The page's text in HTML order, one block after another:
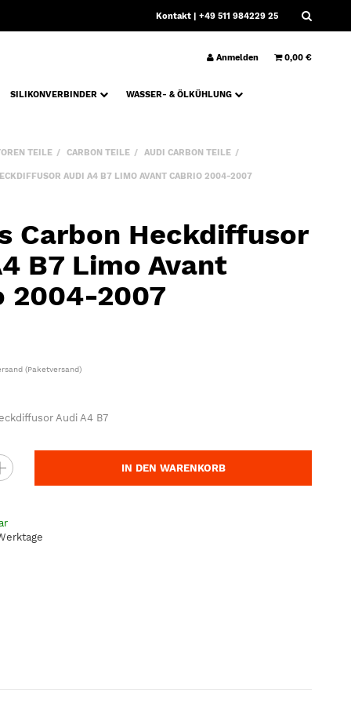
Kontakt | +49 511 984229 25
Anmelden 0,00 €
SILIKONVERBINDER
WASSER- & ÖLKÜHLUNG
TEILE CARBON TEILE
AUDI CARBON TEILE
AUDI A4 B7 LIMO AVANT CABRIO 2004-2007
Carbon Heckdiffusor
B7 Limo Avant
2004-2007
(Paketversand)
Audi A4 B7
IN DEN WARENKORB